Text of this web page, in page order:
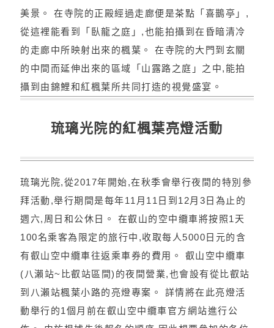
美景。 在寺院的正殿經過走廊便是茶點「喜鵲亭」,
從這裡能看到「臥龍之庭」,也能拍攝到在昏暗清冷
的走廊中所映射出來的楓葉。 在寺院的大門到玄關
的中間而延伸出來的區域「山露路之庭」之中,能拍
攝到由錦鯉和紅楓葉所共同打造的視覺盛宴。
琉璃光院的紅楓葉亮燈活動
琉璃光院,從2017年開始,在秋季會舉行夜間的特別參
拜活動,舉行期間是每年11月11日到12月3日為止的
週六,周日和公休日。 在叡山的空中纜車將按照1天
100名乘客為限定的旅行中,收取每人5000日元的含
有叡山空中纜車往返乘車券的費用。 叡山空中纜車
(八瀨站~比叡站區間)的夜間營業,也會設有從比叡站
到八瀨站楓葉小路的亮燈專案。 詳情將在此亮燈活
動舉行的1個月前在叡山空中纜車官方網站進行公